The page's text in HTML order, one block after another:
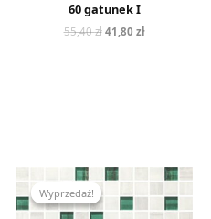
60 gatunek I
55,40zł 41,80 zł
Wyprzedaż!
Wyprzedaż!
Pierwotna
cena
wynosiła:
91,10 zł.
Aktualna
cena
wynosi:
68,80 zł.